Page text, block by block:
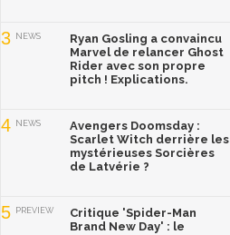
3 NEWS
Ryan Gosling a convaincu
Marvel de relancer Ghost
Rider avec son propre
pitch ! Explications.
4 NEWS
Avengers Doomsday :
Scarlet Witch derrière les
mystérieuses Sorcières
de Latvérie ?
5 PREVIEW
Critique 'Spider-Man
Brand New Day' : le